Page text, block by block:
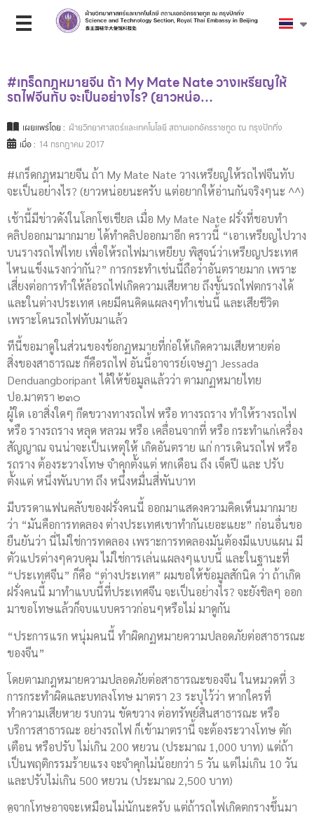
#เกร็ดกฎหมายจีน ถ้า My Mate Nate วางเหรียญให้
รถไฟจีนทับ จะเป็นอย่างไร? (ยาวหน่อ…
เผยแพร่โดย : ฝ่ายวิทยาศาสตร์และเทคโนโลยี สถานเอกอัครราชทูต ณ กรุงปักกิ่ง
เมื่อ : 14 กรกฎาคม 2017
#เกร็ดกฎหมายจีน ถ้า My Mate Nate วางเหรียญให้รถไฟจีนทับ
จะเป็นอย่างไร? (ยาวหน่อยนะครับ แต่อยากให้อ่านกันจริงๆนะ ^^)
เช้านี้มีข่าวดังในโลกโซเชียล เมื่อ My Mate Nate ฝรั่งที่ชอบทำ
คลิปออกมามากมาย ได้ทำคลิปออกมาอีก คราวนี้ “เอาเหรียญไปวาง
บนรางรถไฟไทย เพื่อให้รถไฟมาเหยียบ พิสูจน์ว่าเหรียญประเทศ
ไหนแข็งแรงกว่ากัน?” การกระทำเช่นนี้ถือว่าอันตรายมาก เพราะ
เสี่ยงต่อการทำให้ล้อรถไฟเกิดความเสียหาย ถึงขั้นรถไฟตกรางได้
และในต่างประเทศ เคยมีคนคิดแผลงๆทำเช่นนี้ และเสียชีวิต
เพราะโดนรถไฟทับมาแล้ว
ทีนี้ขอมาดูในส่วนของข้อกฏหมายที่ก่อให้เกิดความเสียหายต่อ
สิ่งของสาธารณะ ก็คือรถไฟ อันนี้อาจารย์เจษฎา Jessada
Denduangboripant ได้ให้ข้อมูลแล้วว่า ตามกฏหมายไทย
ปอ.มาตรา ๒๓๐
ผู้ใด เอาสิ่งใดๆ กีดขวางทางรถไฟ หรือ ทางรถราง ทำให้รางรถไฟ
หรือ รางรถราง หลุด หลวม หรือ เคลื่อนจากที่ หรือ กระทำแก่เครื่อง
สัญญาณ จนน่าจะเป็นเหตุให้ เกิดอันตราย แก่ การเดินรถไฟ หรือ
รถราง ต้องระวางโทษ จำคุกตั้งแต่ หกเดือน ถึง เจ็ดปี และ ปรับ
ตั้งแต่ หนึ่งพันบาท ถึง หนึ่งหมื่นสี่พันบาท
มีบรรดาแฟนคลับของฝรั่งคนนี้ ออกมาแสดงความคิดเห็นมากมาย
ว่า “มันคือการทดลอง ต่างประเทศเขาทำกันเยอะแยะ” ก่อนอื่นขอ
ยืนยันว่า นี่ไม่ใช่การทดลอง เพราะการทดลองมันต้องมีแบบแผน มี
ตัวแปรต่างๆควบคุม ไม่ใช่การเล่นแผลงๆแบบนี้ และในฐานะที่
“ประเทศจีน” ก็คือ “ต่างประเทศ” ผมขอให้ข้อมูลสักนิด ว่า ถ้าเกิด
ฝรั่งคนนี้ มาทำแบบนี้ที่ประเทศจีน จะเป็นอย่างไร? จะยังชิลๆ ออก
มาขอโทษแล้วก็จบแบบคราวก่อนๆหรือไม่ มาดูกัน
“ประการแรก หนุ่มคนนี้ ทำผิดกฏหมายความปลอดภัยต่อสาธารณะ
ของจีน”
โดยตามกฎหมายความปลอดภัยต่อสาธารณะของจีน ในหมวดที่ 3
การกระทำผิดและบทลงโทษ มาตรา 23 ระบุไว้ว่า หากใครที่
ทำความเสียหาย รบกวน ขัดขวาง ต่อทรัพย์สินสาธารณะ หรือ
บริการสาธารณะ อย่างรถไฟ ก็เข้ามาตรานี้ จะต้องระวางโทษ ตัก
เตือน หรือปรับ ไม่เกิน 200 หยวน (ประมาณ 1,000 บาท) แต่ถ้า
เป็นพฤติกรรมร้ายแรง จะจำคุกไม่น้อยกว่า 5 วัน แต่ไม่เกิน 10 วัน
และปรับไม่เกิน 500 หยวน (ประมาณ 2,500 บาท)
ดูจากโทษอาจจะเหมือนไม่นักนะครับ แต่ถ้ารถไฟเกิดตกรางขึ้นมา